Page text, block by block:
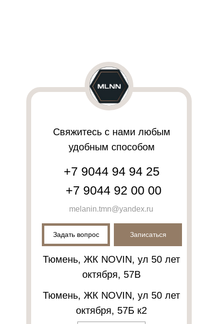
Свяжитесь с нами любым
удобным способом
+7 9044 94 94 25
Задать вопрос
melanin.tmn@yandex.ru
Тюмень, ЖК NOVIN, ул 50 лет
октября, 57В
Записаться
Тюмень, ЖК NOVIN, ул 50 лет
октября, 57Б к2
+7 9044 92 00 00